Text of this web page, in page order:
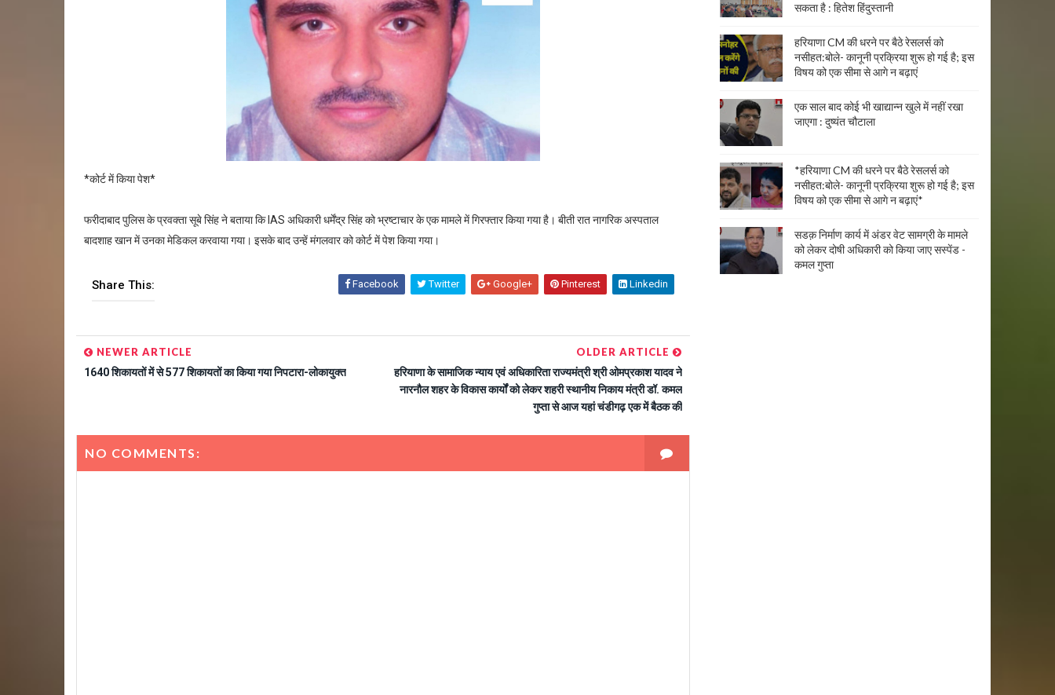
*कोर्ट में किया पेश*
फरीदाबाद पुलिस के प्रवक्ता सूबे सिंह ने बताया कि IAS अधिकारी धर्मेंद्र सिंह को भ्रष्टाचार के एक मामले में गिरफ्तार किया गया है। बीती रात नागरिक अस्पताल
बादशाह खान में उनका मेडिकल करवाया गया। इसके बाद उन्हें मंगलवार को कोर्ट में पेश किया गया।
Share This: Facebook Twitter Google+ Pinterest Linkedin
NEWER ARTICLE
1640 शिकायतों में से 577 शिकायतों का किया गया निपटारा-लोकायुक्त
OLDER ARTICLE
हरियाणा के सामाजिक न्याय एवं अधिकारिता राज्यमंत्री श्री ओमप्रकाश यादव ने
नारनौल शहर के विकास कार्यों को लेकर शहरी स्थानीय निकाय मंत्री डॉ. कमल
गुप्ता से आज यहां चंडीगढ़ एक में बैठक की
NO COMMENTS:
सकता है : हितेश हिंदुस्तानी
हरियाणा CM की धरने पर बैठे रेसलर्स को
नसीहत:बोले- कानूनी प्रक्रिया शुरू हो गई है; इस
विषय को एक सीमा से आगे न बढ़ाएं
एक साल बाद कोई भी खाद्यान्न खुले में नहीं रखा
जाएगा : दुष्यंत चौटाला
*हरियाणा CM की धरने पर बैठे रेसलर्स को
नसीहत:बोले- कानूनी प्रक्रिया शुरू हो गई है; इस
विषय को एक सीमा से आगे न बढ़ाएं*
सडक़ निर्माण कार्य में अंडर वेट सामग्री के मामले
को लेकर दोषी अधिकारी को किया जाए सस्पेंड -
कमल गुप्ता